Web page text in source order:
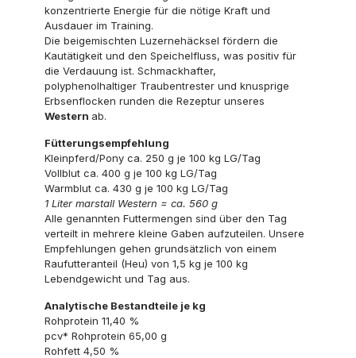
konzentrierte Energie für die nötige Kraft und
Ausdauer im Training.
Die beigemischten Luzernehäcksel fördern die
Kautätigkeit und den Speichelfluss, was positiv für
die Verdauung ist. Schmackhafter,
polyphenolhaltiger Traubentrester und knusprige
Erbsenflocken runden die Rezeptur unseres
Western ab.
Fütterungsempfehlung
Kleinpferd/Pony ca. 250 g je 100 kg LG/Tag
Vollblut ca. 400 g je 100 kg LG/Tag
Warmblut ca. 430 g je 100 kg LG/Tag
1 Liter marstall Western = ca. 560 g
Alle genannten Futtermengen sind über den Tag
verteilt in mehrere kleine Gaben aufzuteilen. Unsere
Empfehlungen gehen grundsätzlich von einem
Raufutteranteil (Heu) von 1,5 kg je 100 kg
Lebendgewicht und Tag aus.
Analytische Bestandteile je kg
Rohprotein 11,40 %
pcv* Rohprotein 65,00 g
Rohfett 4,50 %